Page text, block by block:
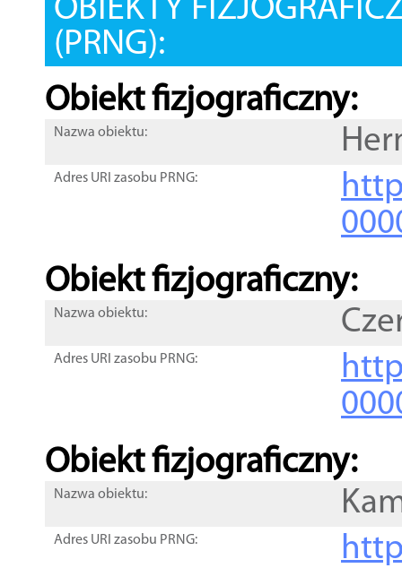
OBIEKTY
(PRNG):
Obiekt fizjograficzny:
Nazwa obiektu:
Adres URI zasobu PRNG:
Obiekt fizjograficzny:
Nazwa obiektu:
Adres URI zasobu PRNG:
Obiekt fizjograficzny:
Nazwa obiektu:
Adres URI zasobu PRNG: